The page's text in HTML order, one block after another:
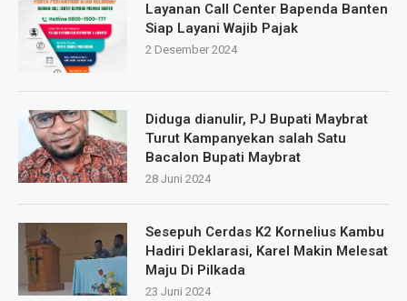
Layanan Call Center Bapenda Banten
Siap Layani Wajib Pajak
2 Desember 2024
Diduga dianulir, PJ Bupati Maybrat
Turut Kampanyekan salah Satu
Bacalon Bupati Maybrat
28 Juni 2024
Sesepuh Cerdas K2 Kornelius Kambu
Hadiri Deklarasi, Karel Makin Melesat
Maju Di Pilkada
23 Juni 2024